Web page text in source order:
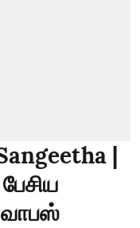
|
வாபஸ்